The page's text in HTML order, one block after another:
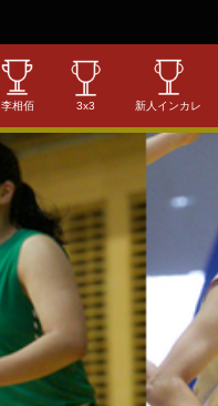
李相佰 3x3 新人インカレ